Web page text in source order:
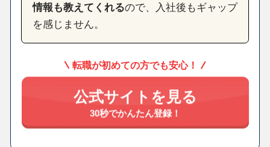
情報も教えてくれるので、入社後もギャップ
を感じません。
転職が初めての方でも安心！
公式サイトを見る
30秒でかんたん登録！